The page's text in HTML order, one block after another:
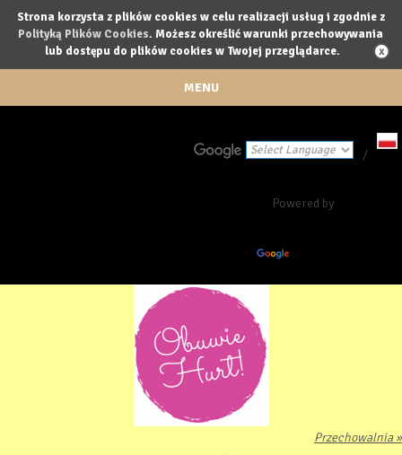
Strona korzysta z plików cookies w celu realizacji usług i zgodnie z
Polityką Plików Cookies. Możesz określić warunki przechowywania
lub dostępu do plików cookies w Twojej przeglądarce.
MENU
Powered by
/
Przechowalnia »